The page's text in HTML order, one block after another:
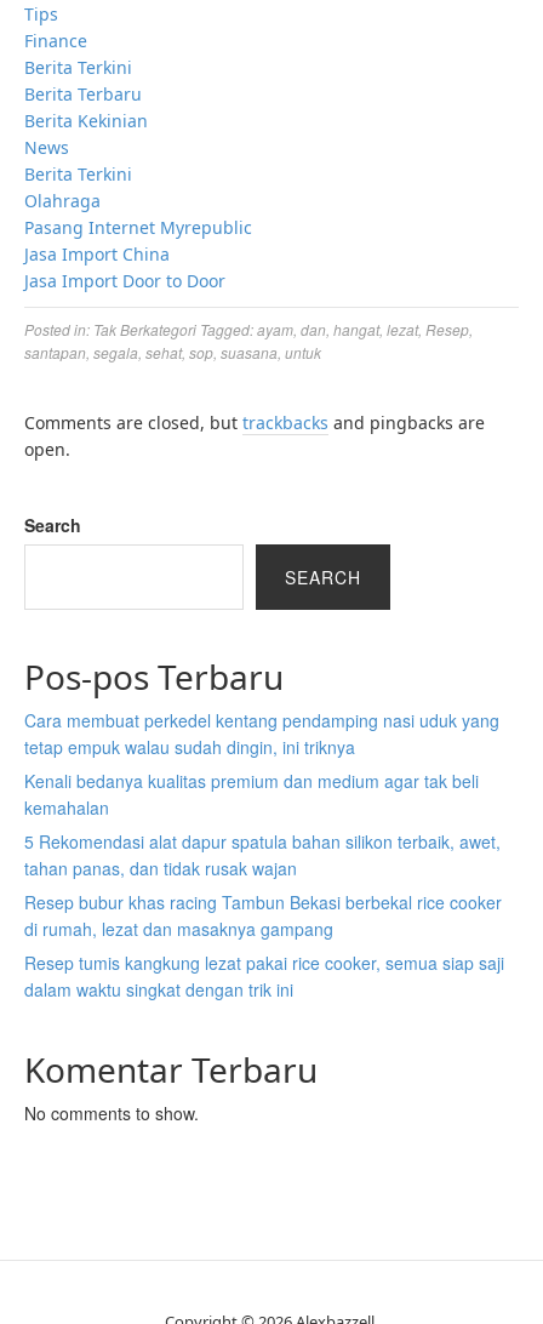
Tips
Finance
Berita Terkini
Berita Terbaru
Berita Kekinian
News
Berita Terkini
Olahraga
Pasang Internet Myrepublic
Jasa Import China
Jasa Import Door to Door
Posted in: Tak Berkategori Tagged:ayam dan hangat, lezat, Resep
santapan segala sehat, sop suasana untuk
Comments are closed, but trackbacks and pingbacks are
open.
Search
SEARCH
Pos-pos Terbaru
Cara membuat perkedel kentang pendamping nasi uduk yang
tetap empuk walau sudah dingin, ini triknya
Kenali bedanya kualitas premium dan medium agar tak beli
kemahalan
5 Rekomendasi alat dapur spatula bahan silikon terbaik, awet,
tahan panas, dan tidak rusak wajan
Resep bubur khas racing Tambun Bekasi berbekal rice cooker
di rumah, lezat dan masaknya gampang
Resep tumis kangkung lezat pakai rice cooker, semua siap saji
dalam waktu singkat dengan trik ini
Komentar Terbaru
No comments to show.